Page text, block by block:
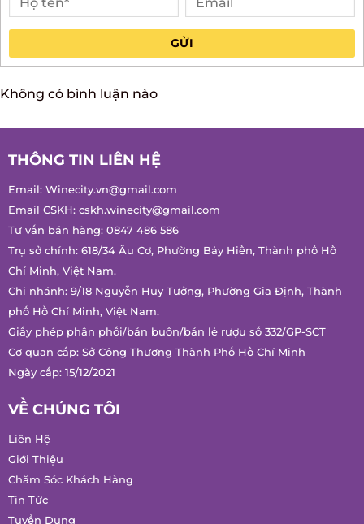
GỬI
Email:Winecity.vn@gmail.com
Email CSKH: cskh.winecity@gmail.com
Tư vấn bán hàng:0847 486 586
Trụ sở chính: 618/34 Âu Cơ, Phường Bảy Hiền, Thành phố Hồ
Chí Minh, Việt Nam.
Chi nhánh: 9/18 Nguyễn Huy Tưởng, Phường Gia Định, Thành
phố Hồ Chí Minh, Việt Nam.
Giấy phép phân phối/bán buôn/bán lẻ rượu số 332/GP-SCT
Cơ quan cấp: Sở Công Thương Thành Phố Hồ Chí Minh
Liên Hệ
Giới Thiệu
Chăm Sóc Khách Hàng
Tin Tức